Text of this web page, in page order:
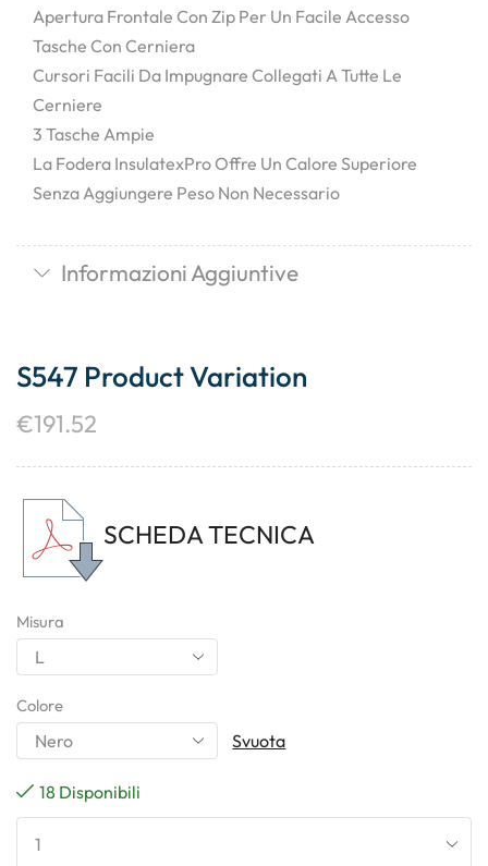
Apertura Frontale Con Zip Per Un Facile Accesso
Tasche Con Cerniera
Cursori Facili Da Impugnare Collegati A Tutte Le
Cerniere
3 Tasche Ampie
La Fodera InsulatexPro Offre Un Calore Superiore
Senza Aggiungere Peso Non Necessario
Informazioni Aggiuntive
S547 Product Variation
€191.52
SCHEDA TECNICA
Misura
Colore
Svuota
18 Disponibili